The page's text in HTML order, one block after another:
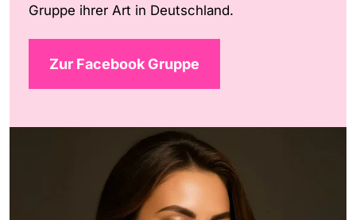
Gruppe ihrer Art in Deutschland.
Zur Facebook Gruppe